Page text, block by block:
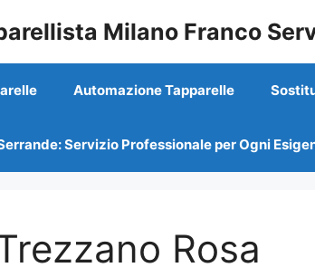
Milano Franco
Automazione Tapparelle
Servizio Professionale per Ogni
Rosa